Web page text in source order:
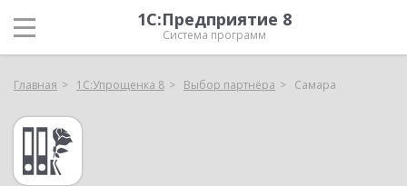
1С:Предприятие 8
Система программ
Главная 1С:Упрощенка 8 Выбор партнёра Самара